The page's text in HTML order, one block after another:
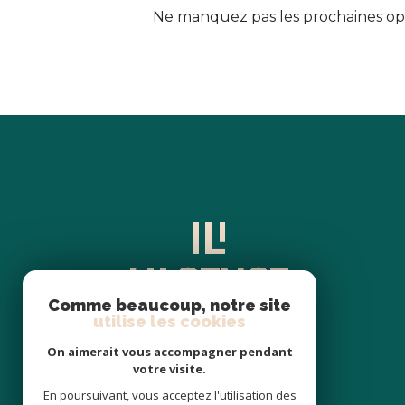
Ne manquez pas les prochaines
Comme beaucoup, notre site
utilise les cookies
On aimerait vous accompagner pendant
votre visite.
En poursuivant, vous acceptez l'utilisation des